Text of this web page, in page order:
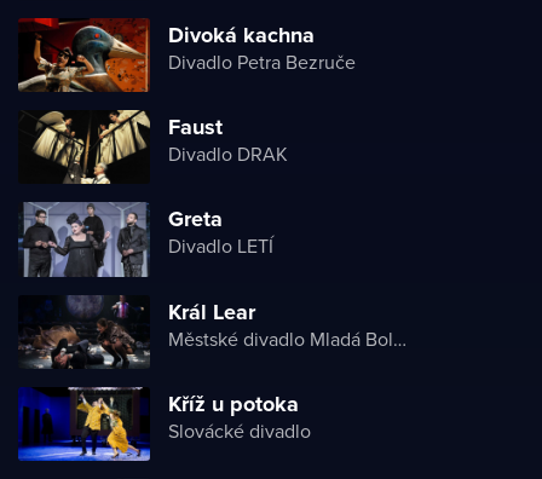
Divoká kachna
Divadlo Petra Bezruče
Faust
Divadlo DRAK
Greta
Divadlo LETÍ
Král Lear
Městské divadlo Mladá Boleslav
Kříž u potoka
Slovácké divadlo